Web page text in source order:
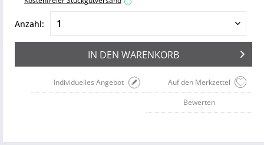
i
Anzahl:
IN DEN WARENKORB
Auf den Merkzettel
Individuelles Angebot
Bewerten